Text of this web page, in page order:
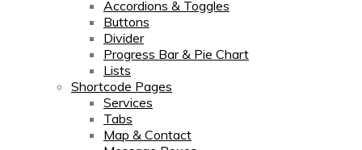
Accordions & Toggles
Buttons
Divider
Progress Bar & Pie Chart
Lists
Shortcode Pages
Services
Tabs
Map & Contact